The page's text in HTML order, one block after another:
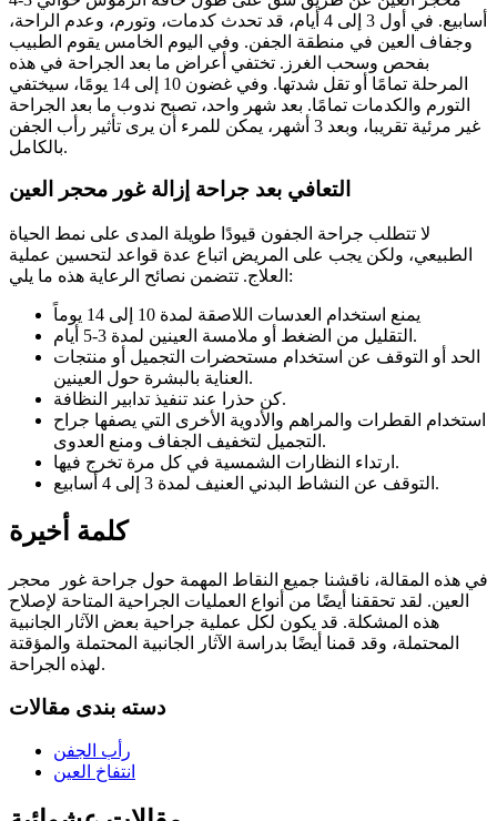
أسابيع. في أول 3 إلى 4 أيام، قد تحدث كدمات، وتورم، وعدم الراحة،
وجفاف العين في منطقة الجفن. وفي اليوم الخامس يقوم الطبيب
بفحص وسحب الغرز. تختفي أعراض ما بعد الجراحة في هذه
المرحلة تمامًا أو تقل شدتها. وفي غضون 10 إلى 14 يومًا، سيختفي
التورم والكدمات تمامًا. بعد شهر واحد، تصبح ندوب ما بعد الجراحة
غير مرئية تقريبا، وبعد 3 أشهر، يمكن للمرء أن يرى تأثير رأب الجفن
بالكامل.
التعافي بعد جراحة إزالة غور محجر العين
لا تتطلب جراحة الجفون قيودًا طويلة المدى على نمط الحياة
الطبيعي، ولكن يجب على المريض اتباع عدة قواعد لتحسين عملية
العلاج. تتضمن نصائح الرعاية هذه ما يلي:
يمنع استخدام العدسات اللاصقة لمدة 10 إلى 14 يوماً
التقليل من الضغط أو ملامسة العينين لمدة 3-5 أيام.
الحد أو التوقف عن استخدام مستحضرات التجميل أو منتجات
العناية بالبشرة حول العينين.
كن حذرا عند تنفيذ تدابير النظافة.
استخدام القطرات والمراهم والأدوية الأخرى التي يصفها جراح
التجميل لتخفيف الجفاف ومنع العدوى.
ارتداء النظارات الشمسية في كل مرة تخرج فيها.
التوقف عن النشاط البدني العنيف لمدة 3 إلى 4 أسابيع.
كلمة أخيرة
في هذه المقالة، ناقشنا جميع النقاط المهمة حول جراحة غور محجر
العين. لقد تحققنا أيضًا من أنواع العمليات الجراحية المتاحة لإصلاح
هذه المشكلة. قد يكون لكل عملية جراحية بعض الآثار الجانبية
المحتملة، وقد قمنا أيضًا بدراسة الآثار الجانبية المحتملة والمؤقتة
لهذه الجراحة.
دسته بندی مقالات
رأب الجفن
انتفاخ العين